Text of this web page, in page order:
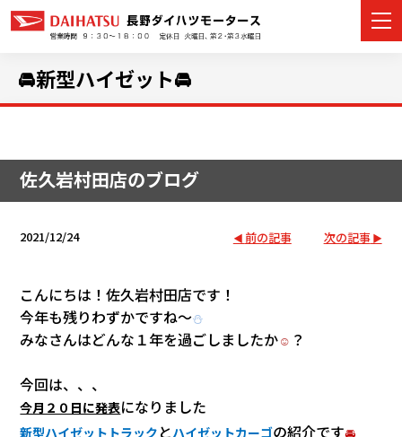
店舗情報
🚘新型ハイゼット🚘
佐久岩村田店のブログ
2021/12/24 前の記事 次の記事
こんにちは！佐久岩村田店です！
今年も残りわずかですね～⛄
みなさんはどんな１年を過ごしましたか☺ ？
今回は、、、
今月２０日に発表になりました
新型ハイゼットトラック とハイゼットカーゴの紹介です🚘